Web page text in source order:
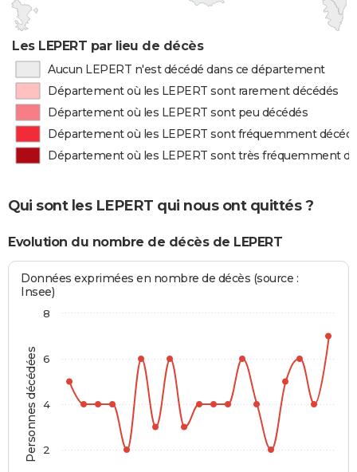
Les LEPERT par lieu de décès
Aucun LEPERT n'est décédé dans ce département
Département où les LEPERT sont rarement décédés
Département où les LEPERT sont peu décédés
Département où les LEPERT sont fréquemment
Département où les LEPERT sont très fréquemment
Qui sont les LEPERT qui nous ont quittés ?
Evolution du nombre de décès de LEPERT
Personnes décédées
Données exprimées en nombre de décès (source :
Insee)
2
4
6
8